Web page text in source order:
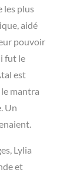
les plus
aidé
pouvoir
fut le
est
mantra
Un
Lylia
et